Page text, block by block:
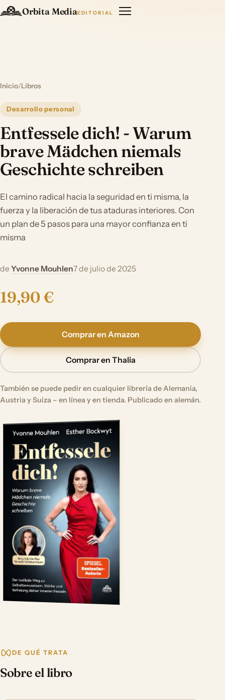
Orbita MediaEDITORIAL
Inicio/Libros
Desarrollo personal
Entfessele dich! - Warum
brave Mädchen niemals
Geschichte schreiben
El camino radical hacia la seguridad en ti misma, la
fuerza y la liberación de tus ataduras interiores. Con
un plan de 5 pasos para una mayor confianza en ti
misma
deYvonne Mouhlen7 de julio de 2025
19,90 €
Comprar en Amazon
Comprar en Thalia
También se puede pedir en cualquier librería de Alemania,
Austria y Suiza – en línea y en tienda. Publicado en alemán.
DE QUÉ TRATA
Sobre el libro